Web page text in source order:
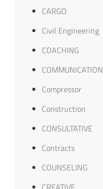
CARGO
Civil Engineering
COACHING
COMMUNICATION
Compressor
Construction
CONSULTATIVE
Contracts
COUNSELING